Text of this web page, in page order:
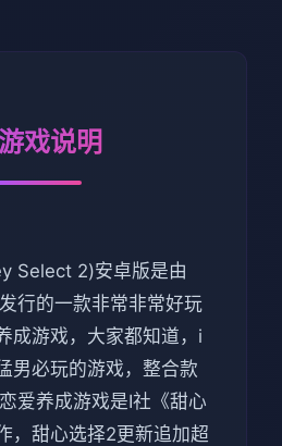
戏说明
Select 2)安卓版是由
行的一款非常非常好玩
成游戏，大家都知道，i
男必玩的游戏，整合款
爱养成游戏是I社《甜心
，甜心选择2更新追加超